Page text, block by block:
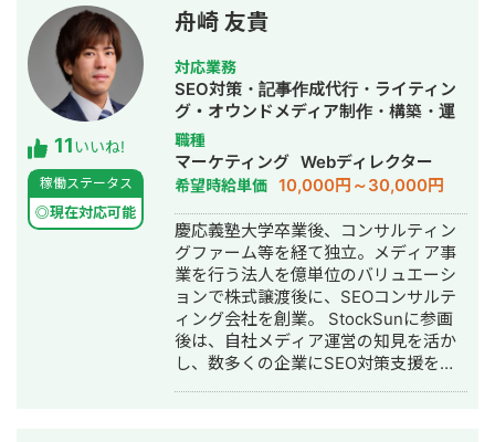
す。 データに連動して数値を改善して
いくアプローチでは90%以上の再現性
があります（期間限定キャンペーン、
アプリ無料登録など一部除く）。 経験
業種：EC通販系、学習塾、クリニッ
ク、工務店、歯科、英会話、留学、
WEB3.0、アパレル、士業、ブライダ
ル、人材、事務用品、工具、BtoB系な
ど ■独自性はWEB広告×GA4解析×独
自データ基盤（Tableau / Looker
Studio / BigQuery）で数値を徹底監視
して、ユーザー行動/心理に基づく
PDCAを素早く実行していることで
す。 最近はAI時代で、クリエイティブ
を①背景②素材③キャッチコピーに
分けて量産して、静止画、動画を顧客
の規定に合わせて高速でA/Bテスト行
い、成果改善につなげる実績も出し始
11いいね!
稼働ステータス
◎現在対応可能
舟崎 友貴
対応業務
SEO対策・記事作成代行・ライティン
グ・オウンドメディア制作・構築・運
用代行
職種
マーケティング Webディレクター
希望時給単価 10,000円～30,000円
慶応義塾大学卒業後、コンサルティン
グファーム等を経て独立。メディア事
業を行う法人を億単位のバリュエーシ
ョンで株式譲渡後に、SEOコンサルテ
ィング会社を創業。 StockSunに参画
後は、自社メディア運営の知見を活か
し、数多くの企業にSEO対策支援を実